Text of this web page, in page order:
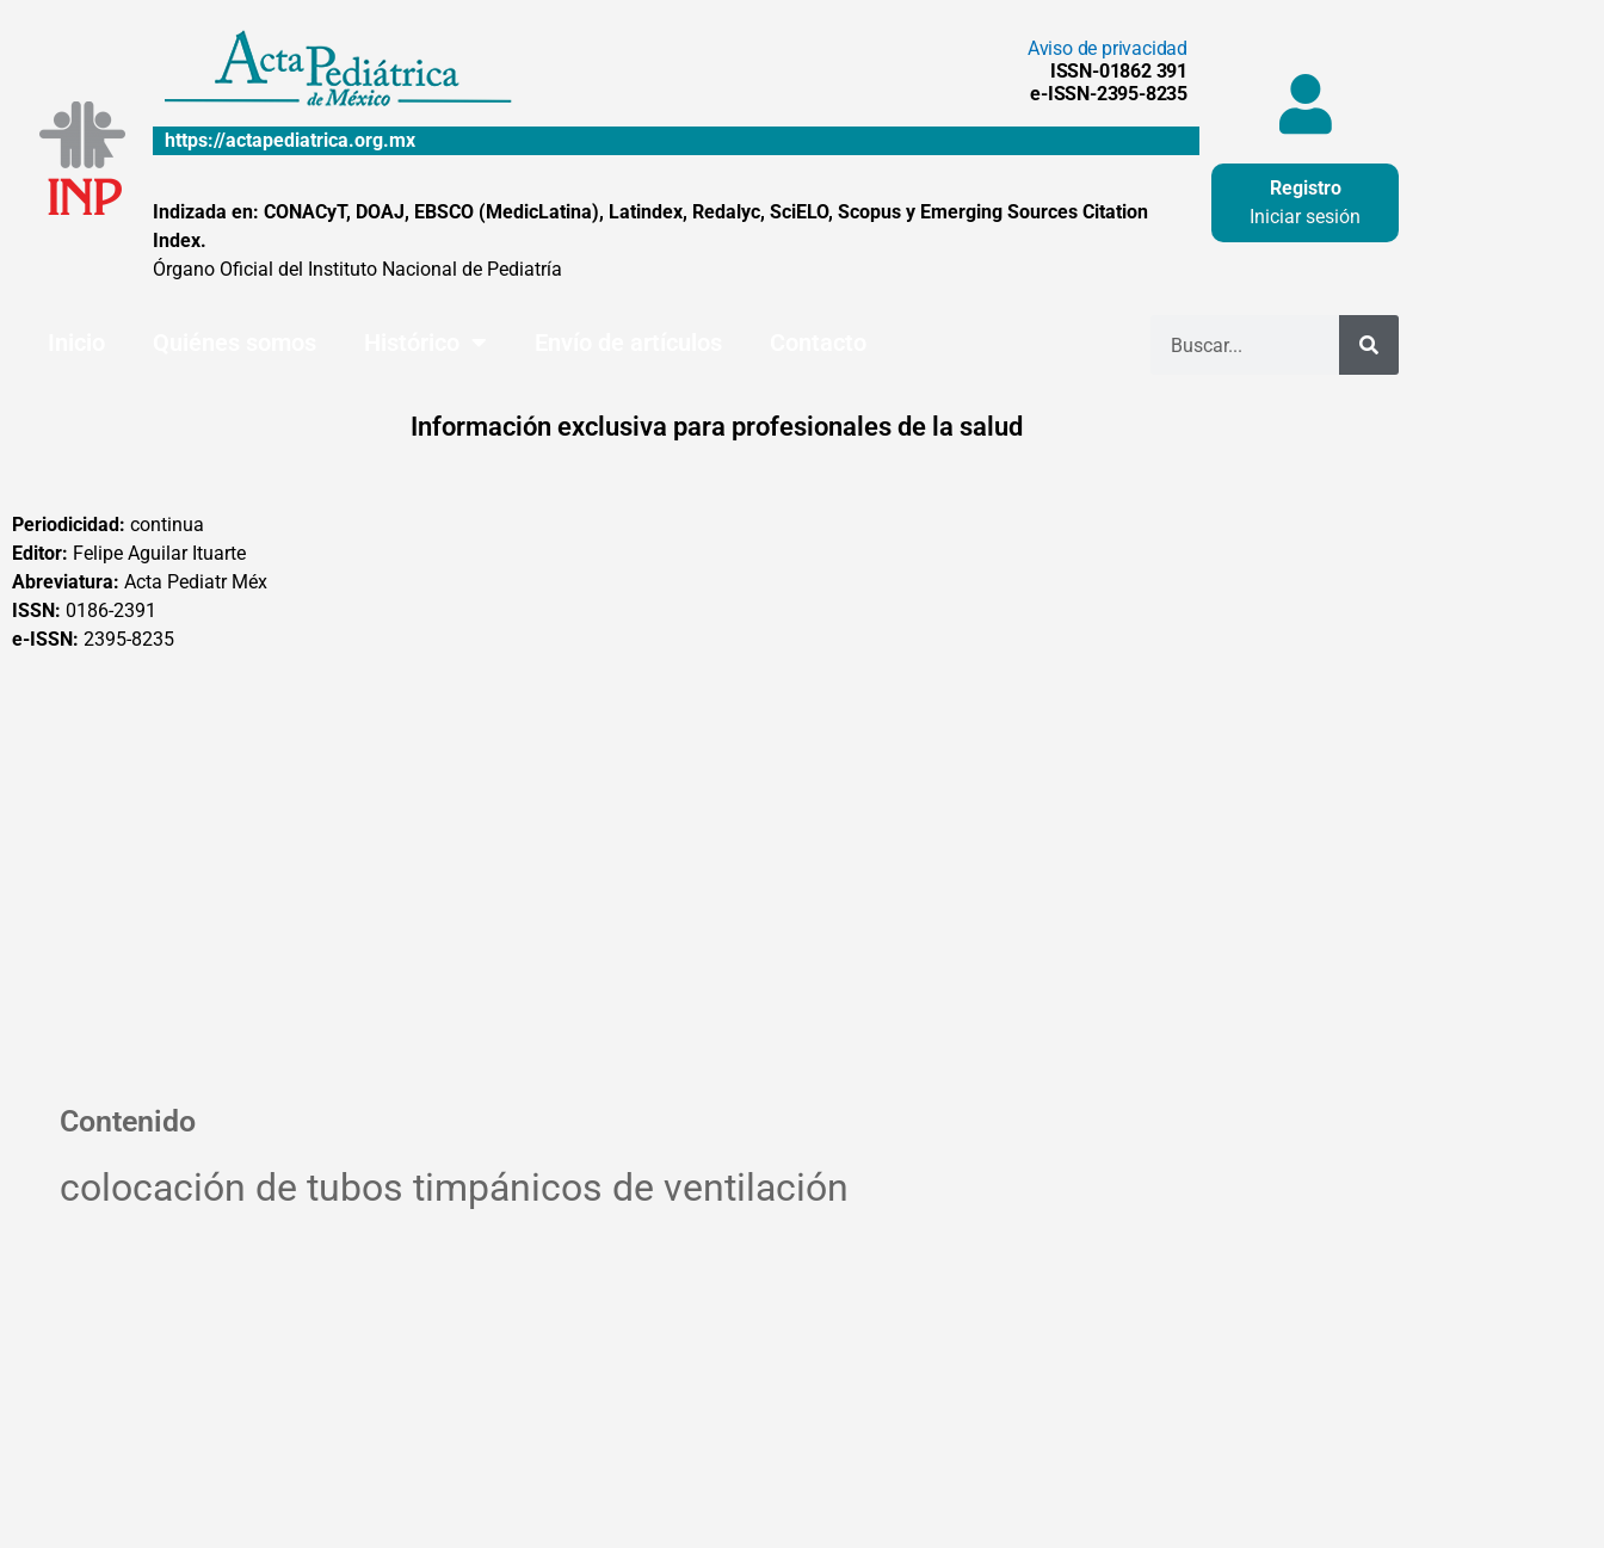
Aviso de privacidad
ISSN-01862 391
e-ISSN-2395-8235
https://actapediatrica.org.mx
Indizada en: CONACyT, DOAJ, EBSCO (MedicLatina), Latindex, Redalyc, SciELO, Scopus y Emerging Sources Citation
Index.
Órgano Oficial del Instituto Nacional de Pediatría
Registro
Iniciar sesión
Información exclusiva para profesionales de la salud
Periodicidad: continua
Editor: Felipe Aguilar Ituarte
Abreviatura: Acta Pediatr Méx
ISSN: 0186-2391
e-ISSN: 2395-8235
Contenido
colocación de tubos timpánicos de ventilación